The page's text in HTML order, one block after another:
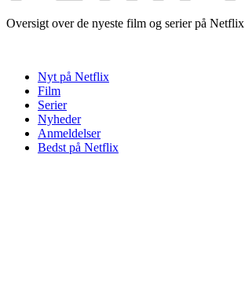
Oversigt over de nyeste film og serier på Netflix
Nyt på Netflix
Film
Serier
Nyheder
Anmeldelser
Bedst på Netflix